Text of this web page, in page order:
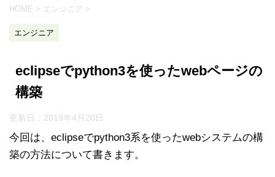
HOME > エンジニア >
エンジニア
eclipseでpython3を使ったwebページの
構築
更新日： 2019年4月20日
今回は、eclipseでpython3系を使ったwebシステムの構
築の方法について書きます。